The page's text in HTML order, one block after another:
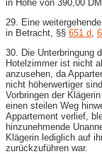
in Höhe von 390,00
29. Eine
in Betracht, §§ 651 d
30. Die Unterbringung
Hotelzimmer ist nicht
anzusehen, da
nicht höherwertiger
Vorbringen der
einen steilen Weg
Appartement verlief,
hinzunehmende
Klägerin lediglich auf
zurückzuführen war.